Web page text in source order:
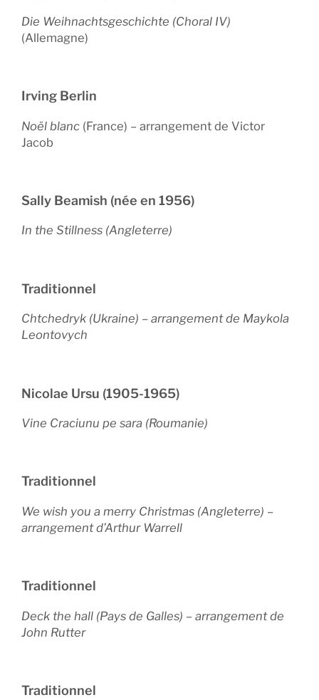
Die Weihnachtsgeschichte (Choral IV)
(Allemagne)
Irving Berlin
Noël blanc (France) – arrangement de Victor
Jacob
Sally Beamish (née en 1956)
In the Stillness (Angleterre)
Traditionnel
Chtchedryk (Ukraine) – arrangement de Maykola
Leontovych
Nicolae Ursu (1905-1965)
Vine Craciunu pe sara (Roumanie)
Traditionnel
We wish you a merry Christmas (Angleterre) –
arrangement d’Arthur Warrell
Traditionnel
Deck the hall (Pays de Galles) – arrangement de
John Rutter
Traditionnel